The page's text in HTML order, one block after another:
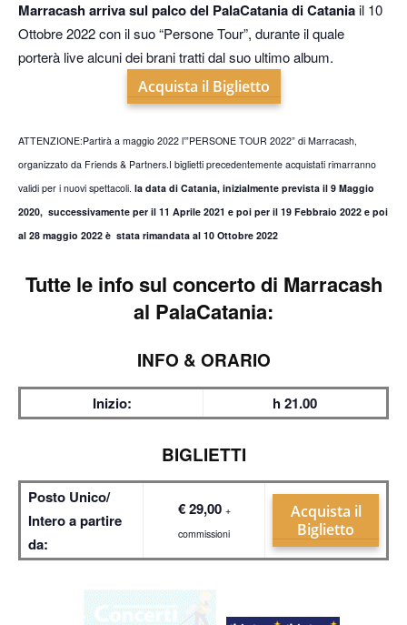
Marracash arriva sul palco del PalaCatania di Cataniail 10
Ottobre 2022 con il suo “Persone Tour”, durante il quale
porterà live alcuni dei brani tratti dal suo ultimo album.
Acquista il Biglietto
ATTENZIONE:Partirà a maggio 2022 l’”PERSONE TOUR 2022” di Marracash,
organizzato da Friends & Partners.I biglietti precedentemente acquistati rimarranno
validi per i nuovi spettacoli. la data di Catania, inizialmente prevista il 9 Maggio
2020, successivamente per il 11 Aprile 2021 e poi per il 19 Febbraio 2022 e poi
al 28 maggio 2022 è stata rimandata al 10 Ottobre 2022
Tutte le info sul concerto di Marracash
al PalaCatania:
INFO & ORARIO
Inizio: h 21.00
BIGLIETTI
Posto Unico/
Intero a partire
da:
€ 29,00 +
commissioni
Acquista il
Biglietto